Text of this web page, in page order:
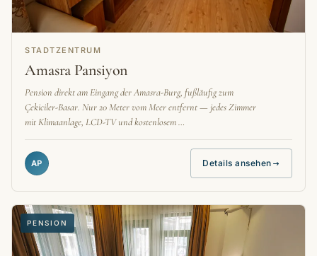
STADTZENTRUM
Amasra Pansiyon
Pension direkt am Eingang der Amasra-Burg, fußläufig zum
Çekiciler-Basar. Nur 20 Meter vom Meer entfernt — jedes Zimmer
mit Klimaanlage, LCD-TV und kostenlosem …
AP Details ansehen
PENSION